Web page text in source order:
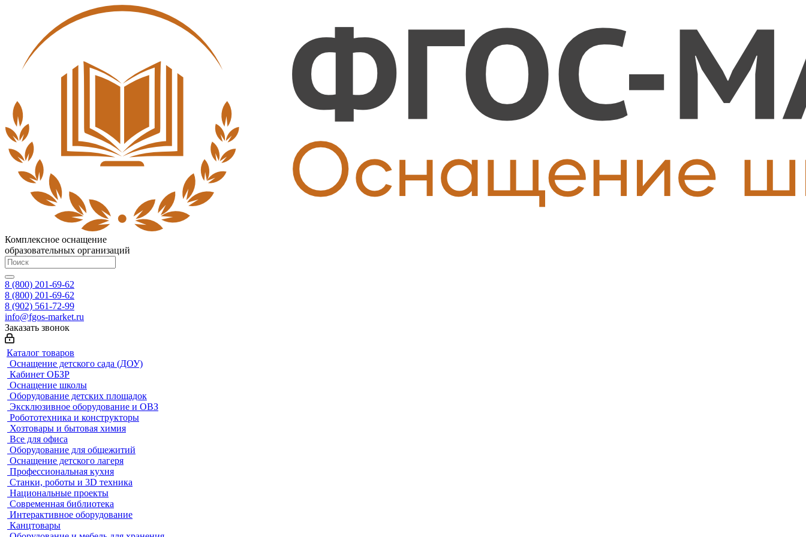
Комплексное оснащение
образовательных организаций
8 (800) 201-69-62
8 (800) 201-69-62
8 (902) 561-72-99
info@fgos-market.ru
Заказать звонок
Каталог товаров
Оснащение детского сада (ДОУ)
Кабинет ОБЗР
Оснащение школы
Оборудование детских площадок
Эксклюзивное оборудование и ОВЗ
Робототехника и конструкторы
Хозтовары и бытовая химия
Все для офиса
Оборудование для общежитий
Оснащение детского лагеря
Профессиональная кухня
Станки, роботы и 3D техника
Национальные проекты
Современная библиотека
Интерактивное оборудование
Канцтовары